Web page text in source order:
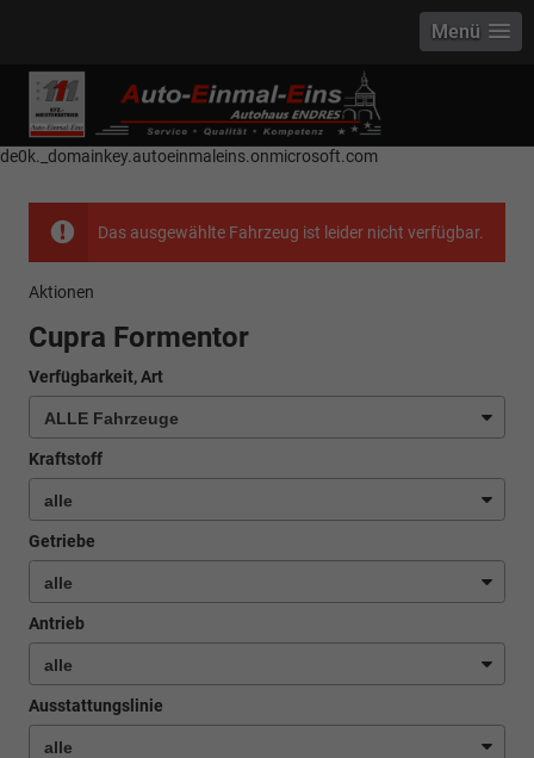
------------ Host Name : selector1._domainkey Points to address or value:
selector1-aee-de0k._domainkey.autoeinmaleins.onmicrosoft.com Host
Name : selector2._domainkey Points to address or value: selector2-aee-
de0k._domainkey.autoeinmaleins.onmicrosoft.com
Menü
Das ausgewählte Fahrzeug ist leider nicht verfügbar.
Aktionen
Cupra Formentor
Verfügbarkeit, Art
Kraftstoff
Getriebe
Antrieb
Ausstattungslinie